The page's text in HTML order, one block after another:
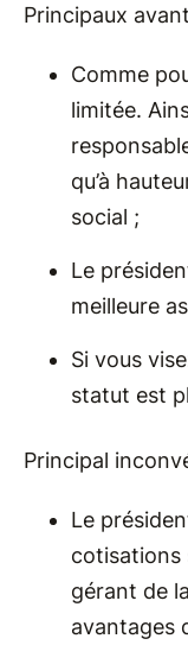
Principaux
Comme
limitée.
qu’à
social ;
Le
meilleure
Si vous
statut est
Principal
Le
cotisations
gérant de
avantages